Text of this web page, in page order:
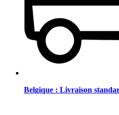
Belgique : Livraison